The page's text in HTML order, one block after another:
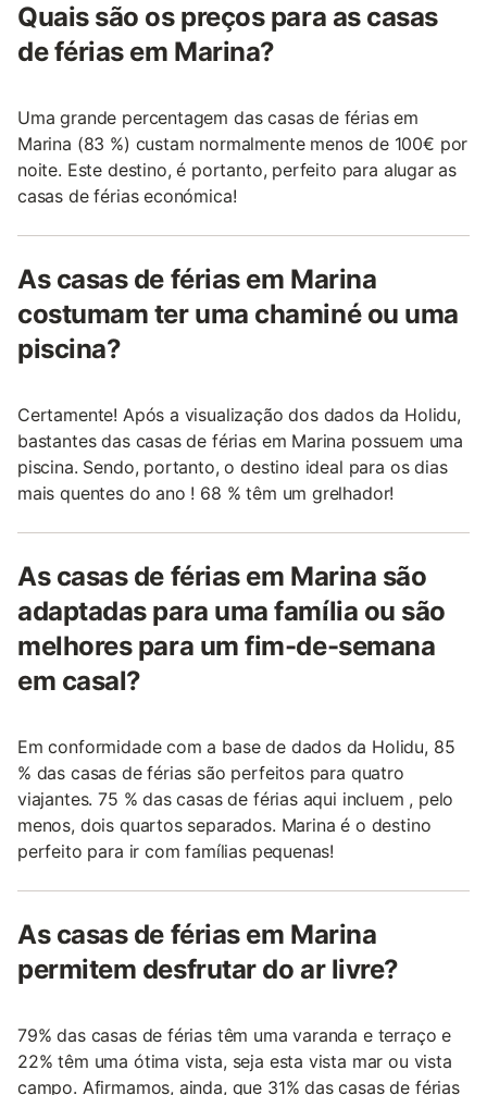
Quais são os preços para as casas
de férias em Marina?
Uma grande percentagem das casas de férias em
Marina (83 %) custam normalmente menos de 100€ por
noite. Este destino, é portanto, perfeito para alugar as
casas de férias económica!
As casas de férias em Marina
costumam ter uma chaminé ou uma
piscina?
Certamente! Após a visualização dos dados da Holidu,
bastantes das casas de férias em Marina possuem uma
piscina. Sendo, portanto, o destino ideal para os dias
mais quentes do ano ! 68 % têm um grelhador!
As casas de férias em Marina são
adaptadas para uma família ou são
melhores para um fim-de-semana
em casal?
Em conformidade com a base de dados da Holidu, 85
% das casas de férias são perfeitos para quatro
viajantes. 75 % das casas de férias aqui incluem , pelo
menos, dois quartos separados. Marina é o destino
perfeito para ir com famílias pequenas!
As casas de férias em Marina
permitem desfrutar do ar livre?
79% das casas de férias têm uma varanda e terraço e
22% têm uma ótima vista, seja esta vista mar ou vista
campo. Afirmamos, ainda, que 31% das casas de férias